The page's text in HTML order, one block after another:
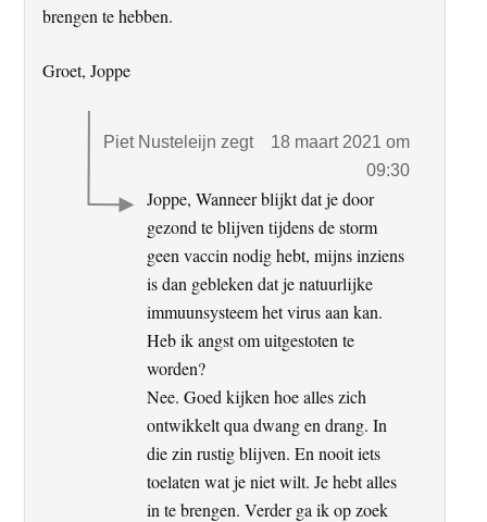
brengen te hebben.
Groet, Joppe
Piet Nusteleijn zegt
18 maart 2021 om
09:30
Joppe, Wanneer blijkt dat je door
gezond te blijven tijdens de storm
geen vaccin nodig hebt, mijns inziens
is dan gebleken dat je natuurlijke
immuunsysteem het virus aan kan.
Heb ik angst om uitgestoten te
worden?
Nee. Goed kijken hoe alles zich
ontwikkelt qua dwang en drang. In
die zin rustig blijven. En nooit iets
toelaten wat je niet wilt. Je hebt alles
in te brengen. Verder ga ik op zoek